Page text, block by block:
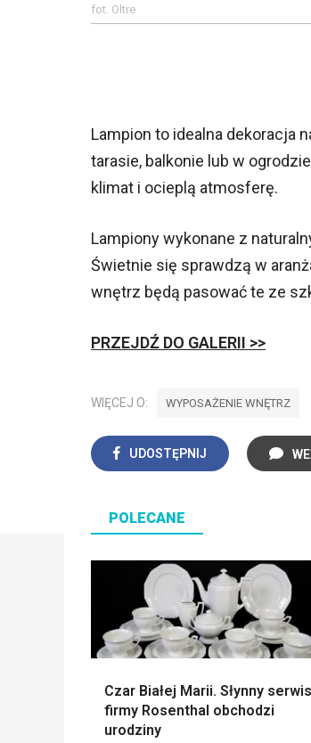
fot. Oltre
Lampion to idealna dekoracja
tarasie, balkonie lub w
klimat i ocieplą atmosferę.
Lampiony wykonane z
Świetnie się sprawdzą w
wnętrz będą pasować te ze
PRZEJDŹ DO GALERII >>
WIĘCEJ O: WYPOSAŻENIE WNĘTRZ
UDOSTĘPNIJ
POLECANE
Czar Białej Marii. Słynny serwis
firmy Rosenthal obchodzi
urodziny